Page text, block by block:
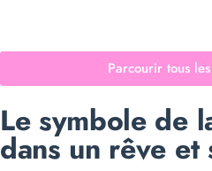
Parcourir tous
Le symbole de
dans un rêve et